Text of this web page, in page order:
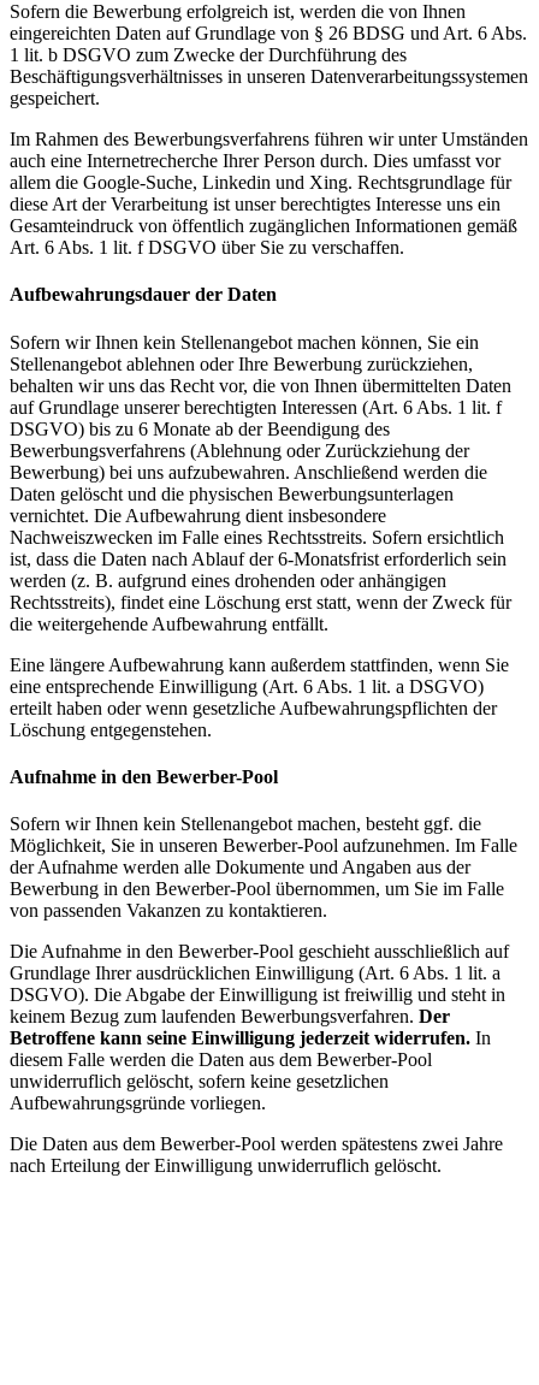
Sofern die Bewerbung erfolgreich ist, werden die von Ihnen
eingereichten Daten auf Grundlage von § 26 BDSG und Art. 6 Abs.
1 lit. b DSGVO zum Zwecke der Durchführung des
Beschäftigungsverhältnisses in unseren Datenverarbeitungssystemen
gespeichert.
Im Rahmen des Bewerbungsverfahrens führen wir unter Umständen
auch eine Internetrecherche Ihrer Person durch. Dies umfasst vor
allem die Google-Suche, Linkedin und Xing. Rechtsgrundlage für
diese Art der Verarbeitung ist unser berechtigtes Interesse uns ein
Gesamteindruck von öffentlich zugänglichen Informationen gemäß
Art. 6 Abs. 1 lit. f DSGVO über Sie zu verschaffen.
Aufbewahrungsdauer der Daten
Sofern wir Ihnen kein Stellenangebot machen können, Sie ein
Stellenangebot ablehnen oder Ihre Bewerbung zurückziehen,
behalten wir uns das Recht vor, die von Ihnen übermittelten Daten
auf Grundlage unserer berechtigten Interessen (Art. 6 Abs. 1 lit. f
DSGVO) bis zu 6 Monate ab der Beendigung des
Bewerbungsverfahrens (Ablehnung oder Zurückziehung der
Bewerbung) bei uns aufzubewahren. Anschließend werden die
Daten gelöscht und die physischen Bewerbungsunterlagen
vernichtet. Die Aufbewahrung dient insbesondere
Nachweiszwecken im Falle eines Rechtsstreits. Sofern ersichtlich
ist, dass die Daten nach Ablauf der 6-Monatsfrist erforderlich sein
werden (z. B. aufgrund eines drohenden oder anhängigen
Rechtsstreits), findet eine Löschung erst statt, wenn der Zweck für
die weitergehende Aufbewahrung entfällt.
Eine längere Aufbewahrung kann außerdem stattfinden, wenn Sie
eine entsprechende Einwilligung (Art. 6 Abs. 1 lit. a DSGVO)
erteilt haben oder wenn gesetzliche Aufbewahrungspflichten der
Löschung entgegenstehen.
Aufnahme in den Bewerber-Pool
Sofern wir Ihnen kein Stellenangebot machen, besteht ggf. die
Möglichkeit, Sie in unseren Bewerber-Pool aufzunehmen. Im Falle
der Aufnahme werden alle Dokumente und Angaben aus der
Bewerbung in den Bewerber-Pool übernommen, um Sie im Falle
von passenden Vakanzen zu kontaktieren.
Die Aufnahme in den Bewerber-Pool geschieht ausschließlich auf
Grundlage Ihrer ausdrücklichen Einwilligung (Art. 6 Abs. 1 lit. a
DSGVO). Die Abgabe der Einwilligung ist freiwillig und steht in
keinem Bezug zum laufenden Bewerbungsverfahren. Der
Betroffene kann seine Einwilligung jederzeit widerrufen. In
diesem Falle werden die Daten aus dem Bewerber-Pool
unwiderruflich gelöscht, sofern keine gesetzlichen
Aufbewahrungsgründe vorliegen.
Die Daten aus dem Bewerber-Pool werden spätestens zwei Jahre
nach Erteilung der Einwilligung unwiderruflich gelöscht.